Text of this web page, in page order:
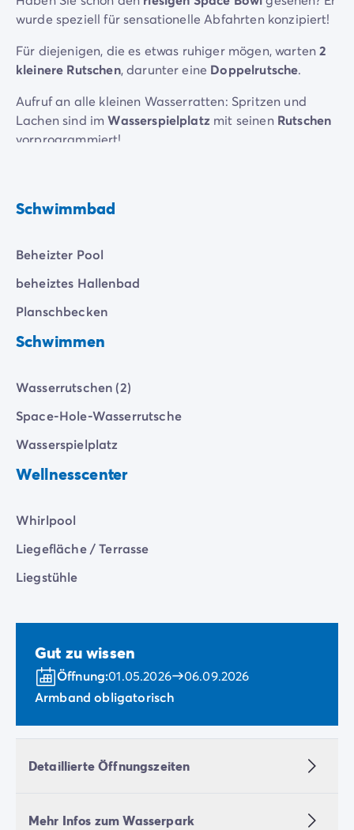
wurde speziell für sensationelle Abfahrten konzipiert!
Für diejenigen, die es etwas ruhiger mögen, warten2
kleinere Rutschen, darunter eine Doppelrutsche.
Aufruf an alle kleinen Wasserratten: Spritzen und
Lachen sind imWasserspielplatz mit seinen Rutschen
vorprogrammiert!
Schwimmbad
Beheizter Pool
beheiztes Hallenbad
Planschbecken
Schwimmen
Wasserrutschen (2)
Space-Hole-Wasserrutsche
Wasserspielplatz
Wellnesscenter
Whirlpool
Liegefläche / Terrasse
Liegstühle
Gut zu wissen
Öffnung:01.05.2026
06.09.2026
Armband obligatorisch
Detaillierte Öffnungszeiten
Mehr Infos zum Wasserpark